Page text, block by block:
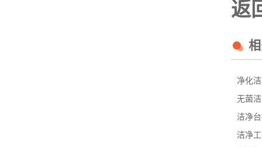
返
净化
无菌
洁净
洁净